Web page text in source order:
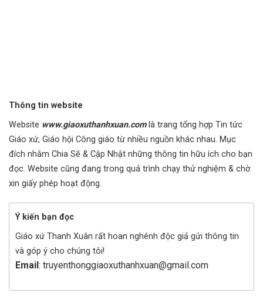
Thông tin website
Website www.giaoxuthanhxuan.com là trang tổng hợp Tin tức
Giáo xứ, Giáo hội Công giáo từ nhiều nguồn khác nhau. Mục
đích nhằm Chia Sẽ & Cập Nhật những thông tin hữu ích cho bạn
đọc. Website cũng đang trong quá trình chạy thử nghiệm & chờ
xin giấy phép hoạt động.
Ý kiến bạn đọc
Giáo xứ Thanh Xuân rất hoan nghênh độc giả gửi thông tin
và góp ý cho chúng tôi!
Email: truyenthonggiaoxuthanhxuan@gmail.com